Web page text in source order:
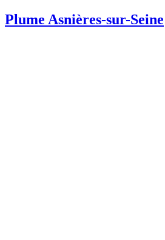
Plume Asnières-sur-Seine